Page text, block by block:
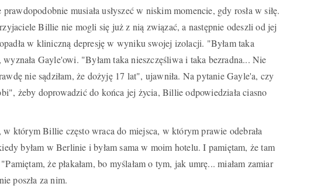
musiała usłyszeć w niskim momencie, gdy rosła w siłę.
Billie nie mogli się już z nią związać, a następnie odeszli od jej
w kliniczną depresję w wyniku swojej izolacji. "Byłam taka
Gayle'owi. "Byłam taka nieszczęśliwa i taka bezradna... Nie
nie sądziłam, że dożyję 17 lat", ujawniła. Na pytanie Gayle'a, czy
żeby doprowadzić do końca jej życia, Billie odpowiedziała ciasno
w którym Billie często wraca do miejsca, w którym prawie odebrała
byłam w Berlinie i byłam sama w moim hotelu. I pamiętam, że tam
że płakałam, bo myślałam o tym, jak umrę... miałam zamiar
poszła za nim.